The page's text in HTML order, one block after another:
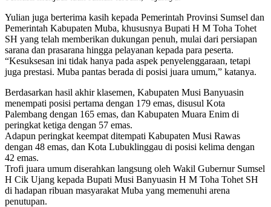
Yulian juga berterima kasih kepada Pemerintah Provinsi Sumsel dan
Pemerintah Kabupaten Muba, khususnya Bupati H M Toha Tohet
SH yang telah memberikan dukungan penuh, mulai dari persiapan
sarana dan prasarana hingga pelayanan kepada para peserta.
“Kesuksesan ini tidak hanya pada aspek penyelenggaraan, tetapi
juga prestasi. Muba pantas berada di posisi juara umum,” katanya.
Berdasarkan hasil akhir klasemen, Kabupaten Musi Banyuasin
menempati posisi pertama dengan 179 emas, disusul Kota
Palembang dengan 165 emas, dan Kabupaten Muara Enim di
peringkat ketiga dengan 57 emas.
Adapun peringkat keempat ditempati Kabupaten Musi Rawas
dengan 48 emas, dan Kota Lubuklinggau di posisi kelima dengan
42 emas.
Trofi juara umum diserahkan langsung oleh Wakil Gubernur Sumsel
H Cik Ujang kepada Bupati Musi Banyuasin H M Toha Tohet SH
di hadapan ribuan masyarakat Muba yang memenuhi arena
penutupan.